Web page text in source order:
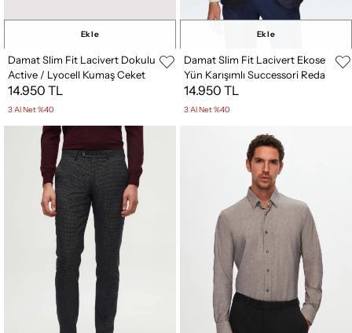
Ekle
Damat Slim Fit Lacivert Dokulu
Active / Lyocell Kumaş Ceket
14.950 TL
3 Al Net %40
Ekle
Damat Slim Fit Lacivert Ekose
Yün Karışımlı Successori Reda
Kumaş Ceket
14.950 TL
3 Al Net %40